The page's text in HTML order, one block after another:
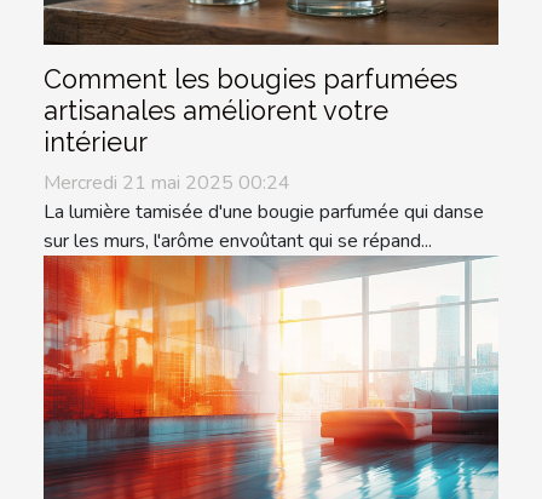
Comment les bougies parfumées
artisanales améliorent votre
intérieur
Mercredi 21 mai 2025 00:24
La lumière tamisée d'une bougie parfumée qui danse
sur les murs, l'arôme envoûtant qui se répand...